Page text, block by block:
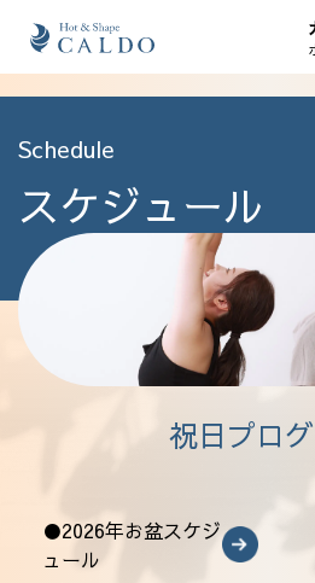
施設案内
プログラム
スケジュール
24時間ジム H!M平塚
加圧ボディメイキング
アクセス
Schedule
スケジュール
祝日プロ
●2026年お盆スケジ
ュール